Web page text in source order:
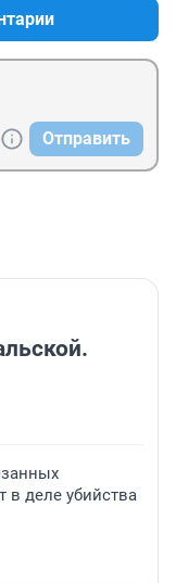
Отправить
в деле убийства